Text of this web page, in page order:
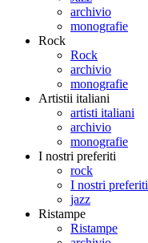
archivio
monografie
Rock
Rock
archivio
monografie
Artistii italiani
artisti italiani
archivio
monografie
I nostri preferiti
rock
I nostri preferiti
jazz
Ristampe
Ristampe